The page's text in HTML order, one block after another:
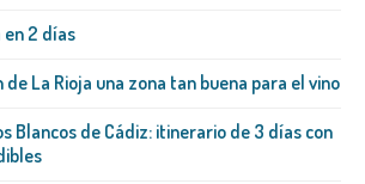
en 2 días
de La Rioja una zona tan buena para el vino
Blancos de Cádiz: itinerario de 3 días con